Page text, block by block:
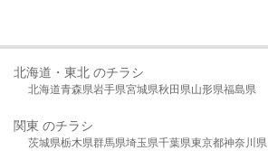
北海道・東北 のチラシ
北海道青森県岩手県宮城県秋田県山形県福島県
関東 のチラシ
茨城県栃木県群馬県埼玉県千葉県東京都神奈川県